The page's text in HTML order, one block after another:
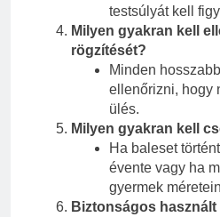
testsúlyát kell
Milyen gyakran kell
rögzítését?
Minden
ellenőrizni, hogy
ülés.
Milyen gyakran kell
Ha baleset
évente vagy ha
gyermek
Biztonságos